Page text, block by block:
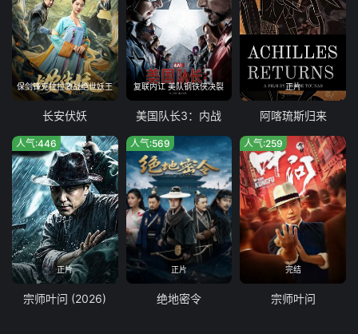
保剑锋克拉拉激战绝世妖王
长安伏妖
复联内讧 美队钢铁侠决裂
美国队长3：内战
正片
阿喀琉斯归来
正片
人气:446
宗师叶问 (2026)
正片
人气:569
绝地密令
完结
人气:259
宗师叶问